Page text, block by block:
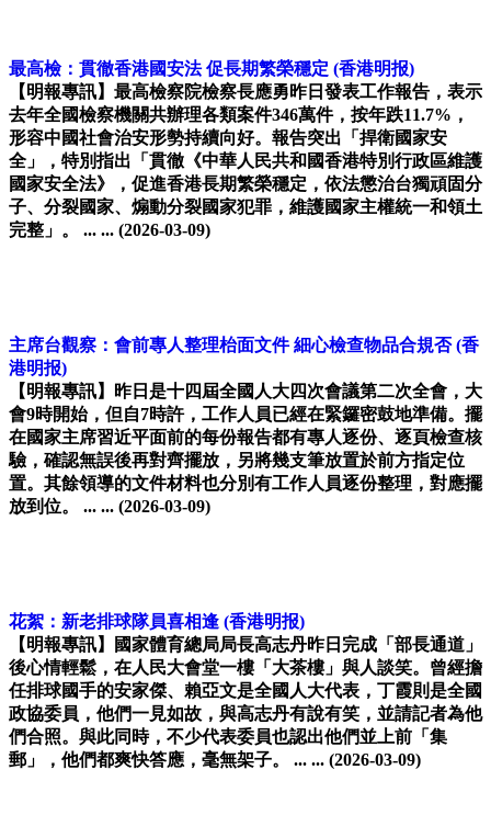
最高檢：貫徹香港國安法 促長期繁榮穩定 (香港明报)
【明報專訊】最高檢察院檢察長應勇昨日發表工作報告，表示
去年全國檢察機關共辦理各類案件346萬件，按年跌11.7%，
形容中國社會治安形勢持續向好。報告突出「捍衛國家安
全」，特別指出「貫徹《中華人民共和國香港特別行政區維護
國家安全法》，促進香港長期繁榮穩定，依法懲治台獨頑固分
子、分裂國家、煽動分裂國家犯罪，維護國家主權統一和領土
完整」。 ... ... (2026-03-09)
主席台觀察：會前專人整理枱面文件 細心檢查物品合規否 (香
港明报)
【明報專訊】昨日是十四屆全國人大四次會議第二次全會，大
會9時開始，但自7時許，工作人員已經在緊鑼密鼓地準備。擺
在國家主席習近平面前的每份報告都有專人逐份、逐頁檢查核
驗，確認無誤後再對齊擺放，另將幾支筆放置於前方指定位
置。其餘領導的文件材料也分別有工作人員逐份整理，對應擺
放到位。 ... ... (2026-03-09)
花絮：新老排球隊員喜相逢 (香港明报)
【明報專訊】國家體育總局局長高志丹昨日完成「部長通道」
後心情輕鬆，在人民大會堂一樓「大茶樓」與人談笑。曾經擔
任排球國手的安家傑、賴亞文是全國人大代表，丁霞則是全國
政協委員，他們一見如故，與高志丹有說有笑，並請記者為他
們合照。與此同時，不少代表委員也認出他們並上前「集
郵」，他們都爽快答應，毫無架子。 ... ... (2026-03-09)